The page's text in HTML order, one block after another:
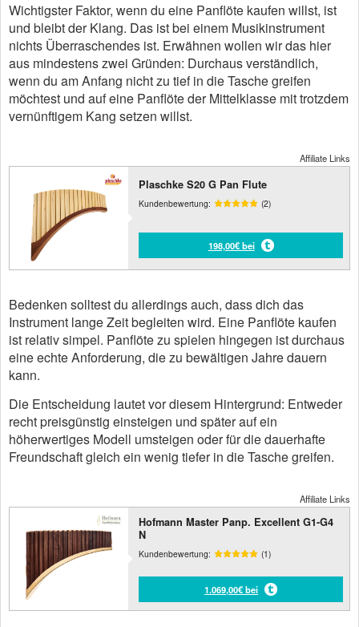
Wichtigster Faktor, wenn du eine Panflöte kaufen willst, ist
und bleibt der Klang. Das ist bei einem Musikinstrument
nichts Überraschendes ist. Erwähnen wollen wir das hier
aus mindestens zwei Gründen: Durchaus verständlich,
wenn du am Anfang nicht zu tief in die Tasche greifen
möchtest und auf eine Panflöte der Mittelklasse mit trotzdem
vernünftigem Kang setzen willst.
Affiliate Links
Plaschke S20 G Pan Flute
Kundenbewertung: (2)
198,00€ bei
Bedenken solltest du allerdings auch, dass dich das
Instrument lange Zeit begleiten wird. Eine Panflöte kaufen
ist relativ simpel. Panflöte zu spielen hingegen ist durchaus
eine echte Anforderung, die zu bewältigen Jahre dauern
kann.
Die Entscheidung lautet vor diesem Hintergrund: Entweder
recht preisgünstig einsteigen und später auf ein
höherwertiges Modell umsteigen oder für die dauerhafte
Freundschaft gleich ein wenig tiefer in die Tasche greifen.
Affiliate Links
Hofmann Master Panp. Excellent G1-G4
N
Kundenbewertung: (1)
1.069,00€ bei